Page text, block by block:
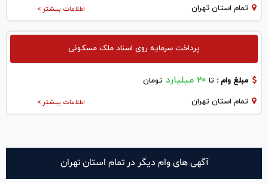
اطلاعات بیشتر > تمام استان تهران
پرداخت سرمایه روی اسناد ملک مسکونی
مبلغ وام : تا 20 میلیارد تومان
اطلاعات بیشتر > تمام استان تهران
آگهی های وام دیگر در تمام استان تهران